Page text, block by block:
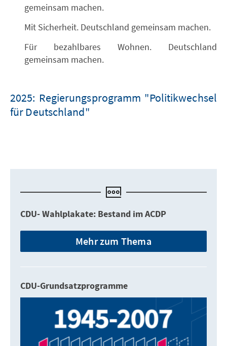
gemeinsam machen.
Mit Sicherheit. Deutschland gemeinsam machen.
Für bezahlbares Wohnen. Deutschland
gemeinsam machen.
2025: Regierungsprogramm "Politikwechsel
für Deutschland"
CDU- Wahlplakate: Bestand im ACDP
Mehr zum Thema
CDU-Grundsatzprogramme